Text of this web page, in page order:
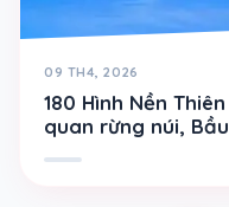
09 TH4, 2026
180 Hình Nền
quan rừng núi,